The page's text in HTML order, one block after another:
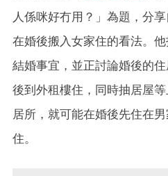
人係咪好冇用？」為題，分
在婚後搬入女家住的看法。
結婚事宜，並正討論婚後的
後到外租樓住，同時抽居屋
居所，就可能在婚後先住在
住。